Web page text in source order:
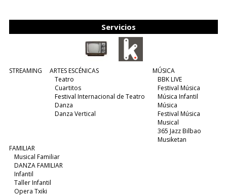
Servicios
STREAMING
ARTES ESCÉNICAS
Teatro
Cuartitos
Festival Internacional de Teatro
Danza
Danza Vertical
MÚSICA
BBK LIVE
Festival Música
Música Infantil
Música
Festival Música
Musical
365 Jazz Bilbao
Musiketan
FAMILIAR
Musical Familiar
DANZA FAMILIAR
Infantil
Taller Infantil
Opera Txiki